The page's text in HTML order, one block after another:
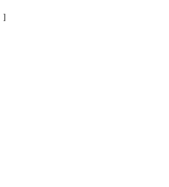
]